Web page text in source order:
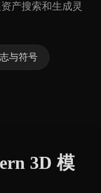
产搜索和生成灵
与符号
3D 模